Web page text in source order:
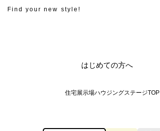
Find your new style!
はじめての方へ
住宅展示場ハウジングステージTOP